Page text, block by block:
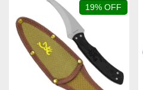
19% OFF